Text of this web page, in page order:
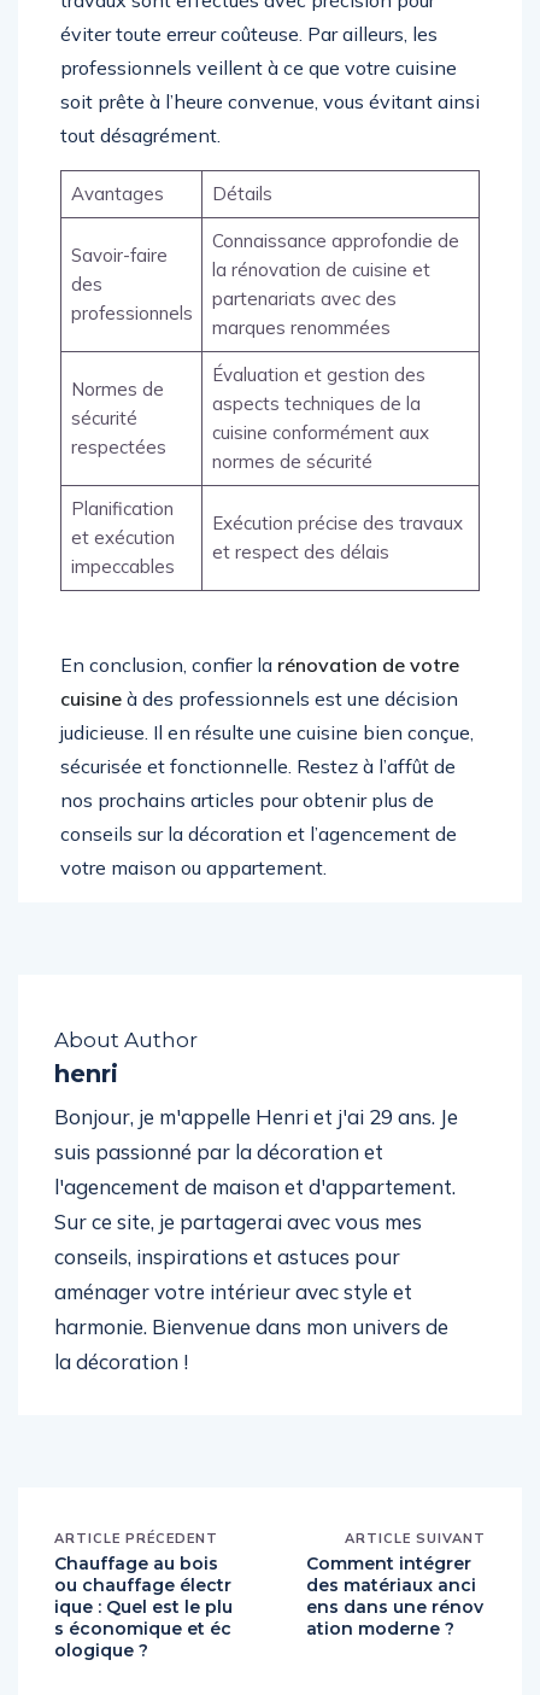
éviter toute erreur coûteuse. Par ailleurs, les
professionnels veillent à ce que votre cuisine
soit prête à l’heure convenue, vous évitant ainsi
tout désagrément.
Avantages Détails
Savoir-faire
des
professionnels
Connaissance approfondie de
la rénovation de cuisine et
partenariats avec des
marques renommées
Normes de
sécurité
respectées
Évaluation et gestion des
aspects techniques de la
cuisine conformément aux
normes de sécurité
Planification
et exécution
impeccables
Exécution précise des travaux
et respect des délais
En conclusion, confier la rénovation de votre
cuisine à des professionnels est une décision
judicieuse. Il en résulte une cuisine bien conçue,
sécurisée et fonctionnelle. Restez à l’affût de
nos prochains articles pour obtenir plus de
conseils sur la décoration et l’agencement de
votre maison ou appartement.
About Author
henri
Bonjour, je m'appelle Henri et j'ai 29 ans. Je
suis passionné par la décoration et
l'agencement de maison et d'appartement.
Sur ce site, je partagerai avec vous mes
conseils, inspirations et astuces pour
aménager votre intérieur avec style et
harmonie. Bienvenue dans mon univers de
la décoration !
ARTICLE PRÉCEDENT
Chauffage au bois
ou chauffage électr
ique : Quel est le plu
s économique et éc
ologique ?
ARTICLE SUIVANT
Comment intégrer
des matériaux anci
ens dans une rénov
ation moderne ?